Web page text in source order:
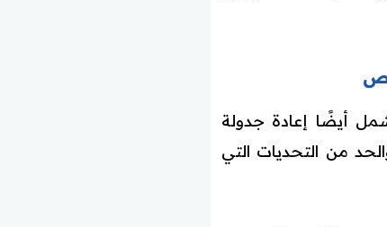
أيضًا إعادة جدولة
من التحديات التي